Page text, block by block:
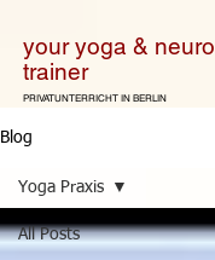
your yoga & neuro
trainer
PRIVATUNTERRICHT IN BERLIN
Blog
All Posts
Yoga Praxis